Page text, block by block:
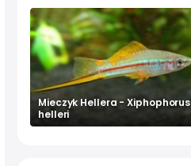
Mieczyk Hellera - Xiphophorus
helleri